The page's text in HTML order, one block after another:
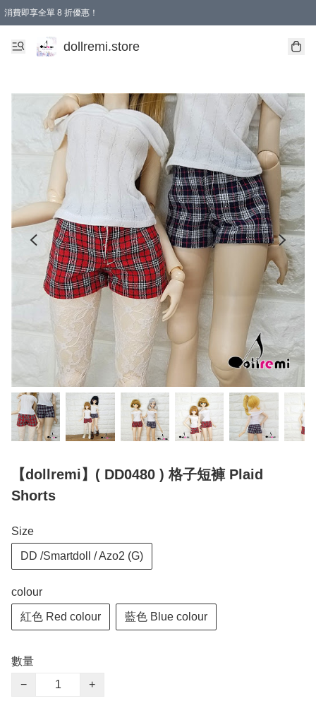
消費即享全單 8 折優惠！
購物滿 HKD 1500.00即享免運費優惠！（適用於 本地送貨、本地取貨、國際送貨 )
dollremi.store
【dollremi】( DD0480 ) 格子短褲 Plaid
Shorts
Size
DD /Smartdoll / Azo2 (G)
colour
紅色 Red colour 藍色 Blue colour
數量
−
+